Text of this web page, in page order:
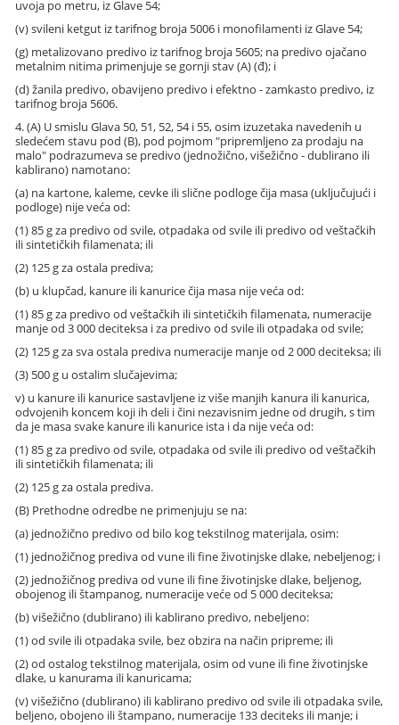
uvoja po metru, iz Glave 54;
(v) svileni ketgut iz tarifnog broja 5006 i monofilamenti iz Glave 54;
(g) metalizovano predivo iz tarifnog broja 5605; na predivo ojačano
metalnim nitima primenjuje se gornji stav (A) (đ); i
(d) žanila predivo, obavijeno predivo i efektno - zamkasto predivo, iz
tarifnog broja 5606.
4. (A) U smislu Glava 50, 51, 52, 54 i 55, osim izuzetaka navedenih u
sledećem stavu pod (B), pod pojmom "pripremljeno za prodaju na
malo" podrazumeva se predivo (jednožično, višežično - dublirano ili
kablirano) namotano:
(a) na kartone, kaleme, cevke ili slične podloge čija masa (uključujući i
podloge) nije veća od:
(1) 85 g za predivo od svile, otpadaka od svile ili predivo od veštačkih
ili sintetičkih filamenata; ili
(2) 125 g za ostala prediva;
(b) u klupčad, kanure ili kanurice čija masa nije veća od:
(1) 85 g za predivo od veštačkih ili sintetičkih filamenata, numeracije
manje od 3 000 deciteksa i za predivo od svile ili otpadaka od svile;
(2) 125 g za sva ostala prediva numeracije manje od 2 000 deciteksa; ili
(3) 500 g u ostalim slučajevima;
v) u kanure ili kanurice sastavljene iz više manjih kanura ili kanurica,
odvojenih koncem koji ih deli i čini nezavisnim jedne od drugih, s tim
da je masa svake kanure ili kanurice ista i da nije veća od:
(1) 85 g za predivo od svile, otpadaka od svile ili predivo od veštačkih
ili sintetičkih filamenata; ili
(2) 125 g za ostala prediva.
(B) Prethodne odredbe ne primenjuju se na:
(a) jednožično predivo od bilo kog tekstilnog materijala, osim:
(1) jednožičnog prediva od vune ili fine životinjske dlake, nebeljenog; i
(2) jednožičnog prediva od vune ili fine životinjske dlake, beljenog,
obojenog ili štampanog, numeracije veće od 5 000 deciteksa;
(b) višežično (dublirano) ili kablirano predivo, nebeljeno:
(1) od svile ili otpadaka svile, bez obzira na način pripreme; ili
(2) od ostalog tekstilnog materijala, osim od vune ili fine životinjske
dlake, u kanurama ili kanuricama;
(v) višežično (dublirano) ili kablirano predivo od svile ili otpadaka svile,
beljeno, obojeno ili štampano, numeracije 133 deciteks ili manje; i